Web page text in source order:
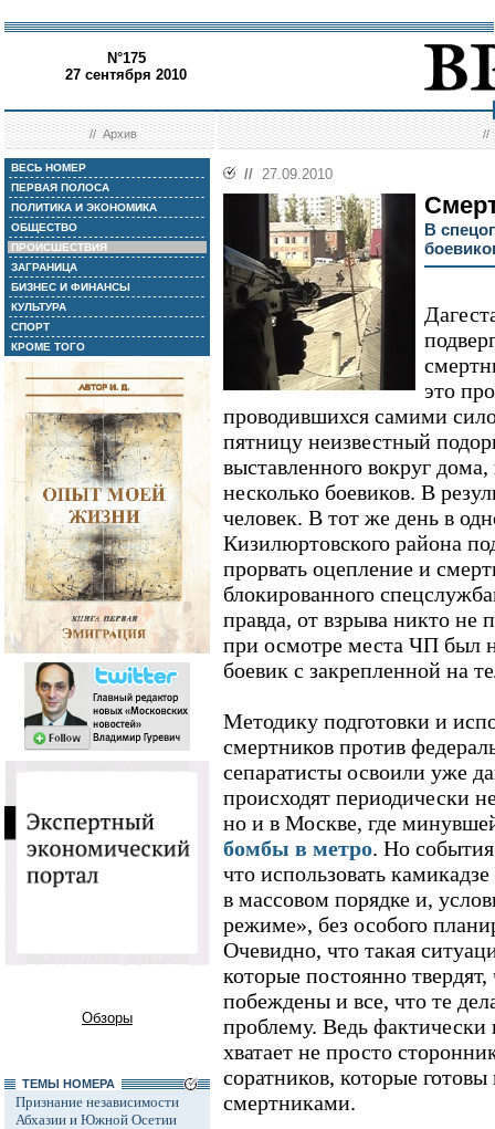
N°175
27 сентября 2010
//Архив //
ВЕСЬ НОМЕР
ПЕРВАЯ ПОЛОСА
ПОЛИТИКА И ЭКОНОМИКА
ОБЩЕСТВО
ПРОИСШЕСТВИЯ
ЗАГРАНИЦА
БИЗНЕС И ФИНАНСЫ
КУЛЬТУРА
СПОРТ
КРОМЕ ТОГО
Обзоры
ТЕМЫ НОМЕРА
Признание независимости
Абхазии и Южной Осетии
// 27.09.2010
В
это
проводившихся самими
пятницу неизвестный
выставленного вокруг
несколько боевиков. В
человек. В тот же день в
Кизилюртовского района
прорвать оцепление и
блокированного
правда, от взрыва никто не
при осмотре места ЧП был
боевик с закрепленной на
Методику подготовки и
смертников против
сепаратисты освоили уже
происходят периодически
но и в Москве, где
бомбы в метро. Но
что использовать
в массовом порядке и,
режиме», без особого
Очевидно, что такая
которые постоянно
побеждены и все, что те
проблему. Ведь фактически
хватает не просто
соратников, которые
смертниками.